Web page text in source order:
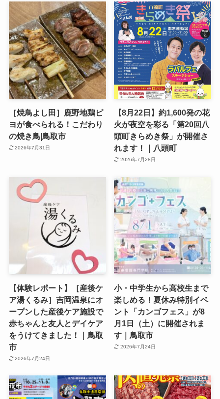
［焼鳥よし田］鹿野地鶏ピ
ヨが食べられる！こだわり
の焼き鳥|鳥取市
2026年7月31日
【8月22日】約1,600発の花
火が夜空を彩る「第20回八
頭町きらめき祭」が開催さ
れます！｜八頭町
2026年7月28日
【体験レポート】［産後ケ
ア湯くるみ］吉岡温泉にオ
ープンした産後ケア施設で
赤ちゃんと友人とデイケア
をうけてきました！｜鳥取
市
2026年7月24日
小・中学生から高校生まで
楽しめる！夏休み特別イベ
ント「カンゴフェス」が8
月1日（土）に開催されま
す｜鳥取市
2026年7月24日